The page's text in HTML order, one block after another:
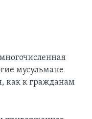
мусульмане
как к гражданам